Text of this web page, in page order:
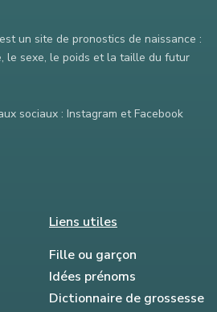
un site de pronostics de naissance :
le sexe, le poids et la taille du futur
sociaux : Instagram et Facebook
Liens utiles
Fille ou garçon
Idées prénoms
Dictionnaire de grossesse